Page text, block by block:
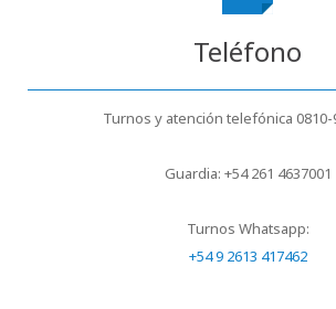
Teléfono
Turnos y atención telefónica 0810-
Guardia: +54 261 4637001
Turnos Whatsapp:
+54 9 2613 417462